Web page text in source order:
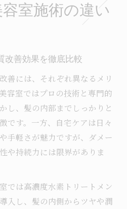
室施術の違い
改善効果を徹底比較
善には、それぞれ異なるメリ
容室ではプロの技術と専門的
し、髪の内部までしっかりと
です。一方、自宅ケアは日々
手軽さが魅力ですが、ダメー
や持続力には限界がありま
では高濃度水素トリートメン
入し、髪の内側からツヤや潤